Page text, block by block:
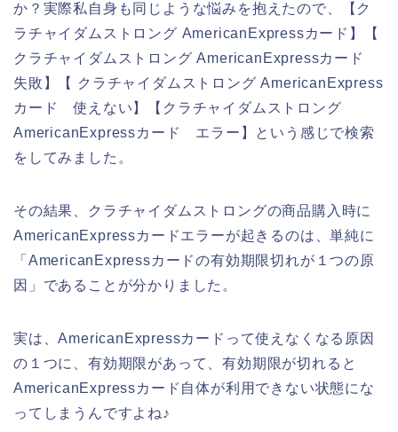
か？実際私自身も同じような悩みを抱えたので、【ク
ラチャイダムストロング AmericanExpressカード】【
クラチャイダムストロング AmericanExpressカード
失敗】【 クラチャイダムストロング AmericanExpress
カード 使えない】【クラチャイダムストロング
AmericanExpressカード エラー】という感じで検索
をしてみました。
その結果、クラチャイダムストロングの商品購入時に
AmericanExpressカードエラーが起きるのは、単純に
「AmericanExpressカードの有効期限切れが１つの原
因」であることが分かりました。
実は、AmericanExpressカードって使えなくなる原因
の１つに、有効期限があって、有効期限が切れると
AmericanExpressカード自体が利用できない状態にな
ってしまうんですよね♪